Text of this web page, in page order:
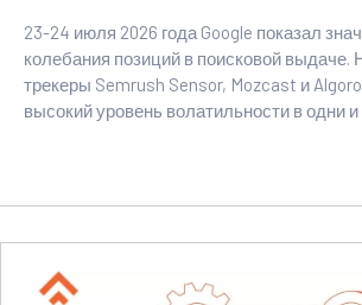
23-24 июля 2026 года Google показал
колебания позиций в поисковой выдаче.
трекеры Semrush Sensor, Mozcast и
высокий уровень волатильности в одни и